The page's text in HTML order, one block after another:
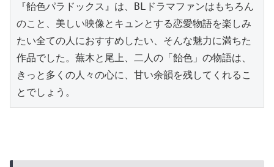
『飴色パラドックス』は、BLドラマファンはもちろん
のこと、美しい映像とキュンとする恋愛物語を楽しみ
たい全ての人におすすめしたい、そんな魅力に満ちた
作品でした。蕪木と尾上、二人の「飴色」の物語は、
きっと多くの人々の心に、甘い余韻を残してくれるこ
とでしょう。